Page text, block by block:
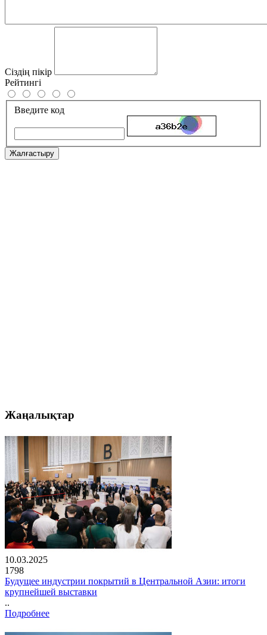
Сіздің пікір
Рейтингі
Введите код
Жалғастыру
Жаңалықтар
10.03.2025
1798
Будущее индустрии покрытий в Центральной Азии: итоги
крупнейшей выставки
..
Подробнее